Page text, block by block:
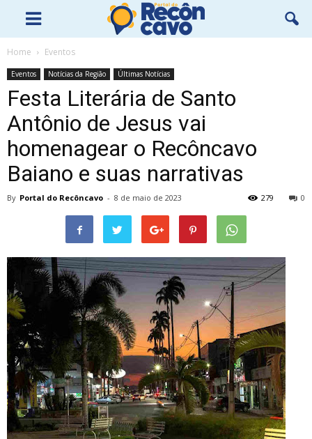
Home Eventos
Eventos Notícias da Região Últimas Notícias
Festa Literária de Santo
Antônio de Jesus vai
homenagear o Recôncavo
Baiano e suas narrativas
By Portal do Recôncavo - 8 de maio de 2023 0
279